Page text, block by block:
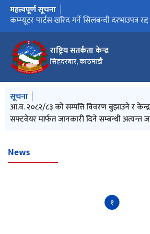
राष्ट्रिय सतर्कता केन्द्र
सिंहदरबार, काठमाडौं
मुख्य नेभिगेसनमा जानुहोस्
महत्त्वपूर्ण सूचना
आ.व. २०८२/८३ को सम्पत्ति विवरण बुझाउने र
सफ्टवेयर मार्फत जानकारी दिने सम्बन्धी अत्यन्त
कम्प्यूटर पार्टस खरिद गर्ने सिलबन्दी दरभाउपत्र
प्राविधि परीक्षकहरूलाई प्राविधिक परीक्षण
(Refresher) तालिमको लागि आवेदन माग
मुख्य नेभिगेसनमा जानुहोस्
सूचना
आ.व. २०८२/८३ को सम्पत्ति विवरण बुझाउने र
सफ्टवेयर मार्फत जानकारी दिने सम्बन्धी अत्यन्त
News
१